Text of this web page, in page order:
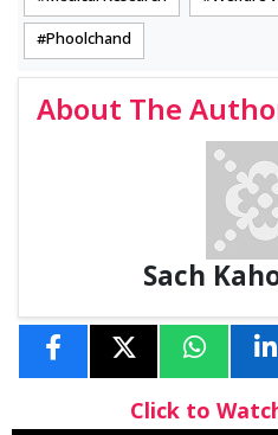
Phoolchand
About The
Sach
Click to